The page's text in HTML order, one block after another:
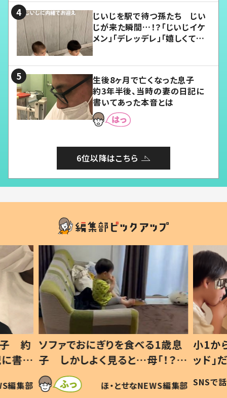
じいじを駅で待つ孫たち じい
じが来た瞬間…！？「じいじイケ
メン」「デレッデレ」「嬉しくて可
生後8ヶ月で亡くなった息子
約3年半後、当時の妻の日記に
書いてあった本音とは
6位以降はこちら
歳息
？」
編集部
小1から不登校、息子は「ギフテ
ッド」だった 父が“ウチ給食”を
作り続ける理由とは #令和の親
#令和の子
SNSで話題 ほ・とせなNEWS編集部
ひ孫
が、抱
「涙
い」